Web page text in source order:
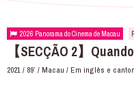
2026 Panorama do Cinema de Macau
【SECÇÃO 2】
2021 / 89’ / Macau / Em inglês e